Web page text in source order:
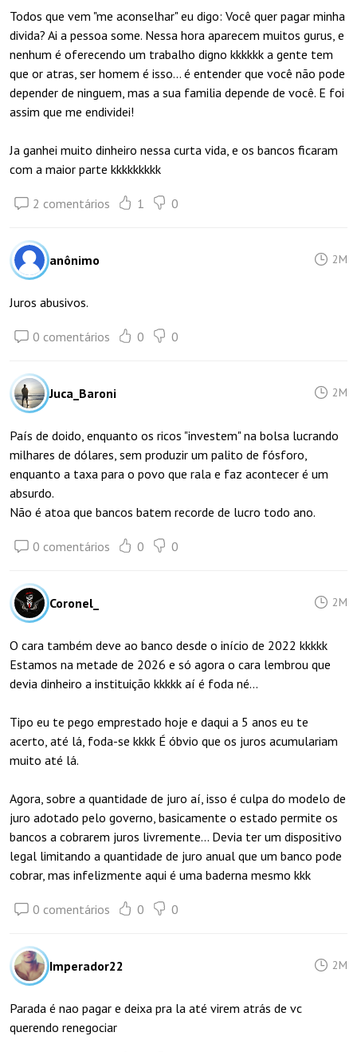
Todos que vem "me aconselhar" eu digo: Você quer pagar minha
divida? Ai a pessoa some. Nessa hora aparecem muitos gurus, e
nenhum é oferecendo um trabalho digno kkkkkk a gente tem
que or atras, ser homem é isso... é entender que você não pode
depender de ninguem, mas a sua familia depende de você. E foi
assim que me endividei!
Ja ganhei muito dinheiro nessa curta vida, e os bancos ficaram
com a maior parte kkkkkkkkk
2 comentários 1 0
anônimo 2M
Juros abusivos.
0 comentários 0 0
Juca_Baroni 2M
País de doido, enquanto os ricos "investem" na bolsa lucrando
milhares de dólares, sem produzir um palito de fósforo,
enquanto a taxa para o povo que rala e faz acontecer é um
absurdo.
Não é atoa que bancos batem recorde de lucro todo ano.
0 comentários 0 0
Coronel_ 2M
O cara também deve ao banco desde o início de 2022 kkkkk
Estamos na metade de 2026 e só agora o cara lembrou que
devia dinheiro a instituição kkkkk aí é foda né...
Tipo eu te pego emprestado hoje e daqui a 5 anos eu te
acerto, até lá, foda-se kkkk É óbvio que os juros acumulariam
muito até lá.
Agora, sobre a quantidade de juro aí, isso é culpa do modelo de
juro adotado pelo governo, basicamente o estado permite os
bancos a cobrarem juros livremente... Devia ter um dispositivo
legal limitando a quantidade de juro anual que um banco pode
cobrar, mas infelizmente aqui é uma baderna mesmo kkk
0 comentários 0 0
Imperador22 2M
Parada é nao pagar e deixa pra la até virem atrás de vc
querendo renegociar